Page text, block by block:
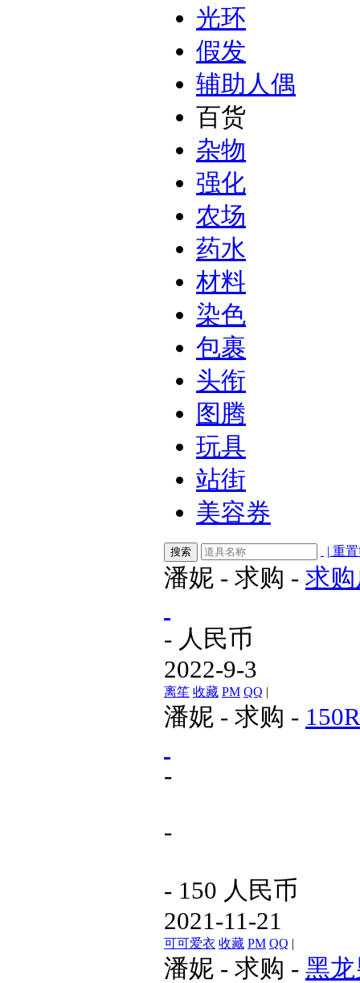
光环
假发
辅助人偶
百货
杂物
强化
农场
药水
材料
染色
包裹
头衔
图腾
玩具
站街
美容券
搜索 | 重
潘妮 - 求购 - 求
- 人民币
2022-9-3
离笙 收藏 PM QQ |
潘妮 - 求购 -
-
-
- 150 人民币
2021-11-21
可可爱衣 收藏 PM QQ |
潘妮 - 求购 - 黑